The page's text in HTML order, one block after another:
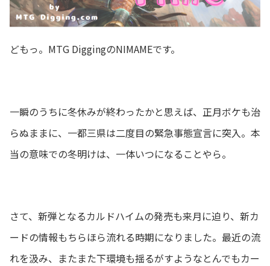
どもっ。MTG DiggingのNIMAMEです。
一瞬のうちに冬休みが終わったかと思えば、正月ボケも治
らぬままに、一都三県は二度目の緊急事態宣言に突入。本
当の意味での冬明けは、一体いつになることやら。
さて、新弾となるカルドハイムの発売も来月に迫り、新カ
ードの情報もちらほら流れる時期になりました。最近の流
れを汲み、またまた下環境も揺るがすようなとんでもカー